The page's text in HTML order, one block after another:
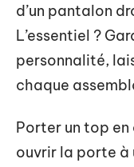
d’un pantalon
L’essentiel ?
personnalité,
chaque
Porter un top en
ouvrir la porte à